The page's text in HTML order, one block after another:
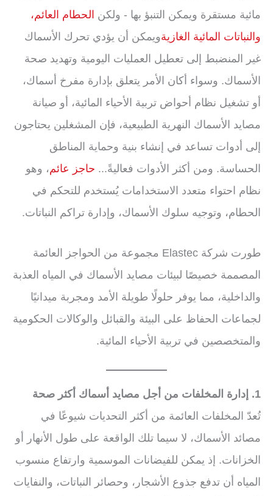
مائية مستقرة ويمكن التنبؤ بها - ولكن الحطام العائم،
والنباتات المائية الغازيةويمكن أن يؤدي تحرك الأسماك
غير المنضبط إلى تعطيل العمليات اليومية وتهديد صحة
الأسماك. وسواء أكان الأمر يتعلق بإدارة مفرخ أسماك،
أو تشغيل نظام أحواض تربية الأحياء المائية، أو صيانة
مصايد الأسماك النهرية الطبيعية، فإن المشغلين يحتاجون
إلى أدوات تساعد في إنشاء بنية وحماية المناطق
الحساسة. ومن أكثر الأدوات فعاليةً... حاجز عائم، وهو
نظام احتواء متعدد الاستخدامات يُستخدم للتحكم في
الحطام، وتوجيه سلوك الأسماك، وإدارة تراكم النباتات.
طورت شركة Elastec مجموعة من الحواجز العائمة
المصممة خصيصًا لبيئات مصايد الأسماك في المياه العذبة
والداخلية، مما يوفر حلولًا طويلة الأمد ومجربة ميدانيًا
لجماعات الحفاظ على البيئة والقبائل والوكالات الحكومية
والمتخصصين في تربية الأحياء المائية.
1. إدارة المخلفات من أجل مصايد أسماك أكثر صحة
تُعدّ المخلفات العائمة من أكثر التحديات شيوعًا في
مصائد الأسماك، لا سيما تلك الواقعة على طول الأنهار أو
الخزانات. إذ يمكن للفيضانات الموسمية وارتفاع منسوب
المياه أن تدفع جذوع الأشجار، وحصائر النباتات، والنفايات